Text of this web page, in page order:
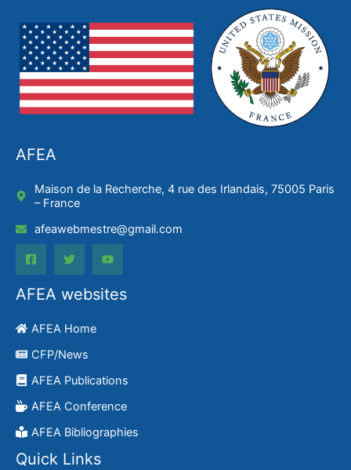
AFEA
Maison de la Recherche, 4 rue des Irlandais, 75005 Paris
– France
afeawebmestre@gmail.com
AFEA websites
AFEA Home
CFP/News
AFEA Publications
AFEA Conference
AFEA Bibliographies
Quick Links